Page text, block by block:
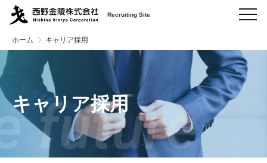
Recruiting Site
ホーム キャリア採用
キャリア採用